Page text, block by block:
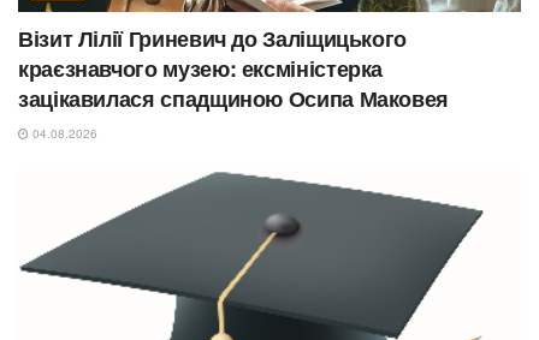
Візит Лілії Гриневич до Заліщицького
краєзнавчого музею: ексміністерка
зацікавилася спадщиною Осипа Маковея
04.08.2026